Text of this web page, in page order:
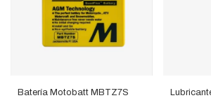
Batería Motobatt MBTZ7S